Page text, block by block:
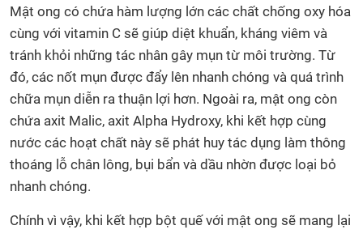
Mật ong có chứa hàm lượng lớn các chất chống oxy hóa
cùng với vitamin C sẽ giúp diệt khuẩn, kháng viêm và
tránh khỏi những tác nhân gây mụn từ môi trường. Từ
đó, các nốt mụn được đẩy lên nhanh chóng và quá trình
chữa mụn diễn ra thuận lợi hơn. Ngoài ra, mật ong còn
chứa axit Malic, axit Alpha Hydroxy, khi kết hợp cùng
nước các hoạt chất này sẽ phát huy tác dụng làm thông
thoáng lỗ chân lông, bụi bẩn và dầu nhờn được loại bỏ
nhanh chóng.
Chính vì vậy, khi kết hợp bột quế với mật ong sẽ mang lại